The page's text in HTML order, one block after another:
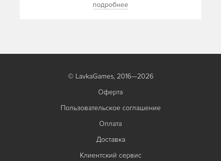
подробнее
© LavkaGames, 2016—2026
Оферта
Пользовательское соглашение
Оплата
Доставка
Клиентский сервис